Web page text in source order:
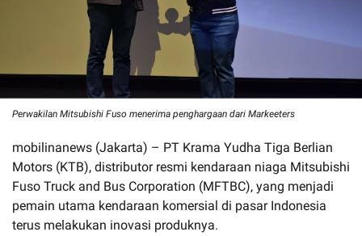
Perwakilan Mitsubishi Fuso menerima penghargaan dari Markeeters
mobilinanews (Jakarta) – PT Krama Yudha Tiga Berlian
Motors (KTB), distributor resmi kendaraan niaga Mitsubishi
Fuso Truck and Bus Corporation (MFTBC), yang menjadi
pemain utama kendaraan komersial di pasar Indonesia
terus melakukan inovasi produknya.